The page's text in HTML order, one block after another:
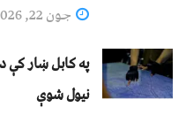
جون 22, 2026
په کابل ښار کې
نيول شوې